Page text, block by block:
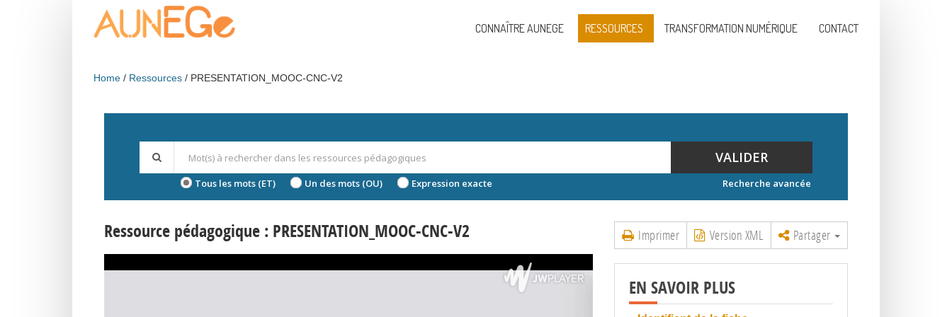
CONNAÎTRE AUNEGE RESSOURCES TRANSFORMATION NUMÉRIQUE CONTACT
Home Ressources PRESENTATION_MOOC-CNC-V2
VALIDER
Tous les mots (ET) Un des mots (OU) Expression exacte Recherche avancée
Imprimer Version XML Partager
Ressource pédagogique : PRESENTATION_MOOC-CNC-V2
EN SAVOIR PLUS